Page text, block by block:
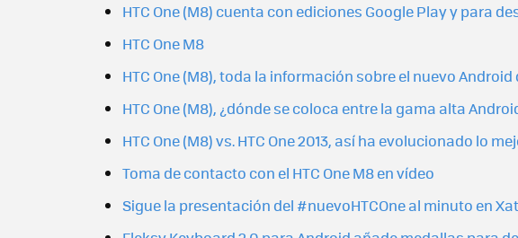
HTC One (M8) cuenta con ediciones Google Play y para
HTC One M8
HTC One (M8), toda la información sobre el nuevo Android
HTC One (M8), ¿dónde se coloca entre la gama alta
HTC One (M8) vs. HTC One 2013, así ha evolucionado lo
Toma de contacto con el HTC One M8 en vídeo
Sigue la presentación del #nuevoHTCOne al minuto en